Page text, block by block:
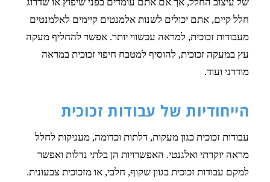
חלל קיים, אתם יכולים לשנות אלמנטים קיימים לאלמנטים
מעבודות זכוכית, למראה עכשווי יותר. אפשר להחליף מעקה
עץ במעקה זכוכית, להוסיף למטבח חיפוי זכוכית במראה
מודרני ועוד.
הייחודיות של עבודות זכוכית
עבודות זכוכית כגון מעקות, דלתות וכדומה, מעניקות לחלל
מראה יוקרתי ואלגנטי. האפשרויות הן בלתי נדלות ואפשר
למקם עבודות זכוכית בגוון שקוף, חלבי, או מזכוכית צבעונית.